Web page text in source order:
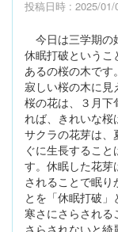
投稿日時 : 2025/01/
今日は三学期の
休眠打破という
あるの桜の木です
寂しい桜の木に見
桜の花は、３月下
れば、きれいな
サクラの花芽は、
ぐに生長するこ
す。休眠した花芽
されることで眠り
とを「休眠打破」
寒さにさらされる